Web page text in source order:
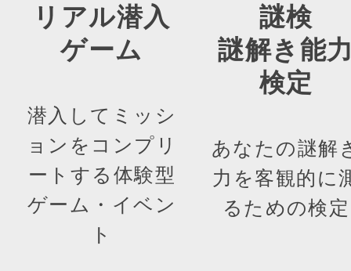
リアル潜入
ゲーム
潜入してミッシ
ョンをコンプリ
ートする体験型
ゲーム・イベン
ト
謎検
謎解き能
検定
あなたの謎解
力を客観的に
るための検定